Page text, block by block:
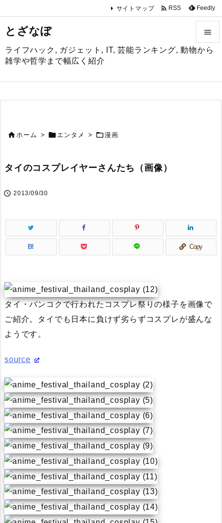
とざなぼ
ライフハック, ガジェット, IT, 芸能ランキング, 動物から
雑学や哲学まで幅広く紹介



サイトマップ  RSS Feedly
ホーム >  エンタメ > 漫画
タイのコスプレイヤーさんたち（画像）
 2013/09/30
B! Copy
タイ・バンコクで行われたコスプレ祭りの様子を画像で
ご紹介。タイでも日本に負けず劣らずコスプレが盛んな
ようです。
source